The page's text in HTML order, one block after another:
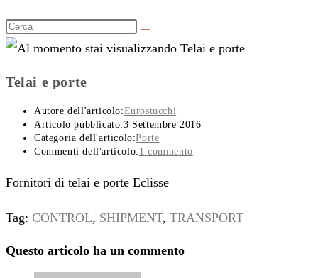
Telai e porte
Autore dell'articolo:Eurostucchi
Articolo pubblicato:3 Settembre 2016
Categoria dell'articolo:Porte
Commenti dell'articolo: 1 commento
Fornitori di telai e porte Eclisse
Tag: CONTROL, SHIPMENT, TRANSPORT
Questo articolo ha un commento